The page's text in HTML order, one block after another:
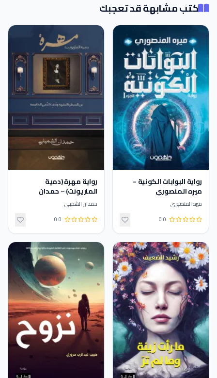
كتب مشابهة قد تعجبك
رواية البوابات الكونية –
ميره المنصوري
ميره المنصوري
0.0
رواية مهرة (دمية
الماريونت) – حمدان
الشميلي
حمدان الشميلي
0.0